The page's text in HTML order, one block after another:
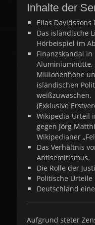
Inhalte der
Elias Davidssons
Das isländische
Hörbeispiel im
Finanzskandal
Aluminiumhütte,
Millionenhöhe
isländischen
weißzuwaschen.
(Exklusive
Wikipedia-Urteil
gegen Jörg
Wikipedianer
Das Verhältnis
Antisemitismus.
Die Rolle der
Politische Urteile
Deutschland
Aufgrund steter